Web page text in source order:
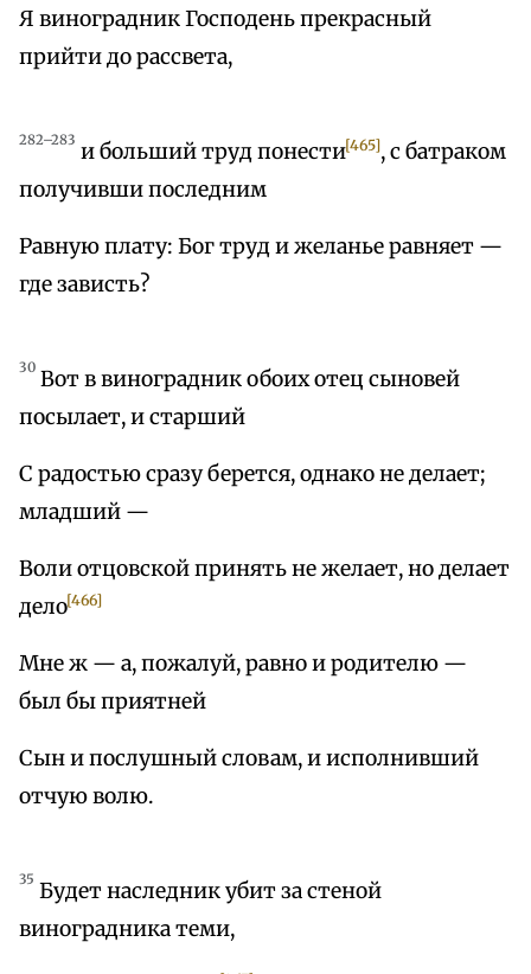
Я виноградник Господень прекрасный
прийти до рассвета,
282–283 и больший труд понести[465], с батраком
получивши последним
Равную плату: Бог труд и желанье равняет —
где зависть?
30 Вот в виноградник обоих отец сыновей
посылает, и старший
С радостью сразу берется, однако не делает;
младший —
Воли отцовской принять не желает, но делает
дело[466]
Мне ж — а, пожалуй, равно и родителю —
был бы приятней
Сын и послушный словам, и исполнивший
отчую волю.
35 Будет наследник убит за стеной
виноградника теми,